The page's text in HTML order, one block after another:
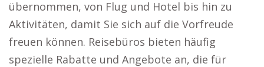
übernommen, von Flug und Hotel bis hin zu
Aktivitäten, damit Sie sich auf die Vorfreude
freuen können. Reisebüros bieten häufig
spezielle Rabatte und Angebote an, die für